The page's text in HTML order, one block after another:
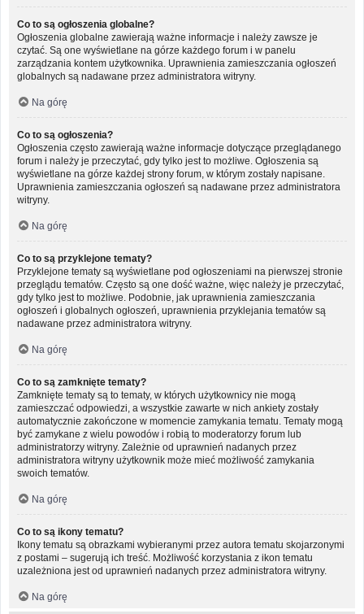
Co to są ogłoszenia globalne?
Ogłoszenia globalne zawierają ważne informacje i należy zawsze je
czytać. Są one wyświetlane na górze każdego forum i w panelu
zarządzania kontem użytkownika. Uprawnienia zamieszczania ogłoszeń
globalnych są nadawane przez administratora witryny.
Na górę
Co to są ogłoszenia?
Ogłoszenia często zawierają ważne informacje dotyczące przeglądanego
forum i należy je przeczytać, gdy tylko jest to możliwe. Ogłoszenia są
wyświetlane na górze każdej strony forum, w którym zostały napisane.
Uprawnienia zamieszczania ogłoszeń są nadawane przez administratora
witryny.
Na górę
Co to są przyklejone tematy?
Przyklejone tematy są wyświetlane pod ogłoszeniami na pierwszej stronie
przeglądu tematów. Często są one dość ważne, więc należy je przeczytać,
gdy tylko jest to możliwe. Podobnie, jak uprawnienia zamieszczania
ogłoszeń i globalnych ogłoszeń, uprawnienia przyklejania tematów są
nadawane przez administratora witryny.
Na górę
Co to są zamknięte tematy?
Zamknięte tematy są to tematy, w których użytkownicy nie mogą
zamieszczać odpowiedzi, a wszystkie zawarte w nich ankiety zostały
automatycznie zakończone w momencie zamykania tematu. Tematy mogą
być zamykane z wielu powodów i robią to moderatorzy forum lub
administratorzy witryny. Zależnie od uprawnień nadanych przez
administratora witryny użytkownik może mieć możliwość zamykania
swoich tematów.
Na górę
Co to są ikony tematu?
Ikony tematu są obrazkami wybieranymi przez autora tematu skojarzonymi
z postami – sugerują ich treść. Możliwość korzystania z ikon tematu
uzależniona jest od uprawnień nadanych przez administratora witryny.
Na górę